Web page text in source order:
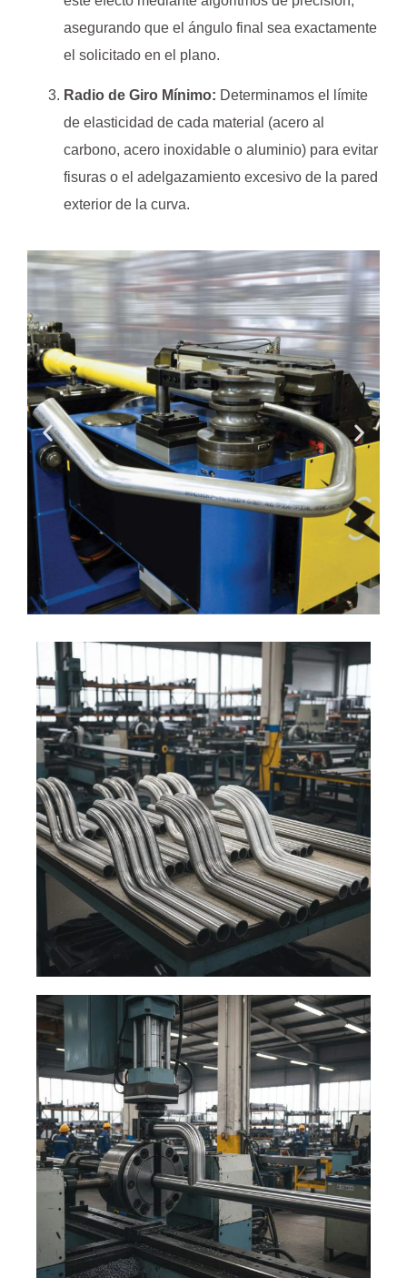
asegurando que el ángulo final sea exactamente
el solicitado en el plano.
Radio de Giro Mínimo: Determinamos el límite
de elasticidad de cada material (acero al
carbono, acero inoxidable o aluminio) para evitar
fisuras o el adelgazamiento excesivo de la pared
exterior de la curva.